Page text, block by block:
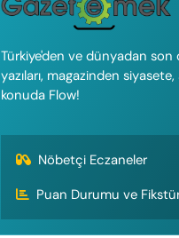
Türkiye'den ve dünyadan son
yazıları, magazinden
konuda Flow!
Nöbetçi Eczaneler
Puan Durumu ve